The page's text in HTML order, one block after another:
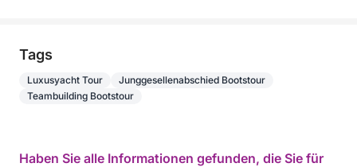
Tags
Luxusyacht Tour
Junggesellenabschied Bootstour
Teambuilding Bootstour
Haben Sie alle Informationen gefunden, die Sie für